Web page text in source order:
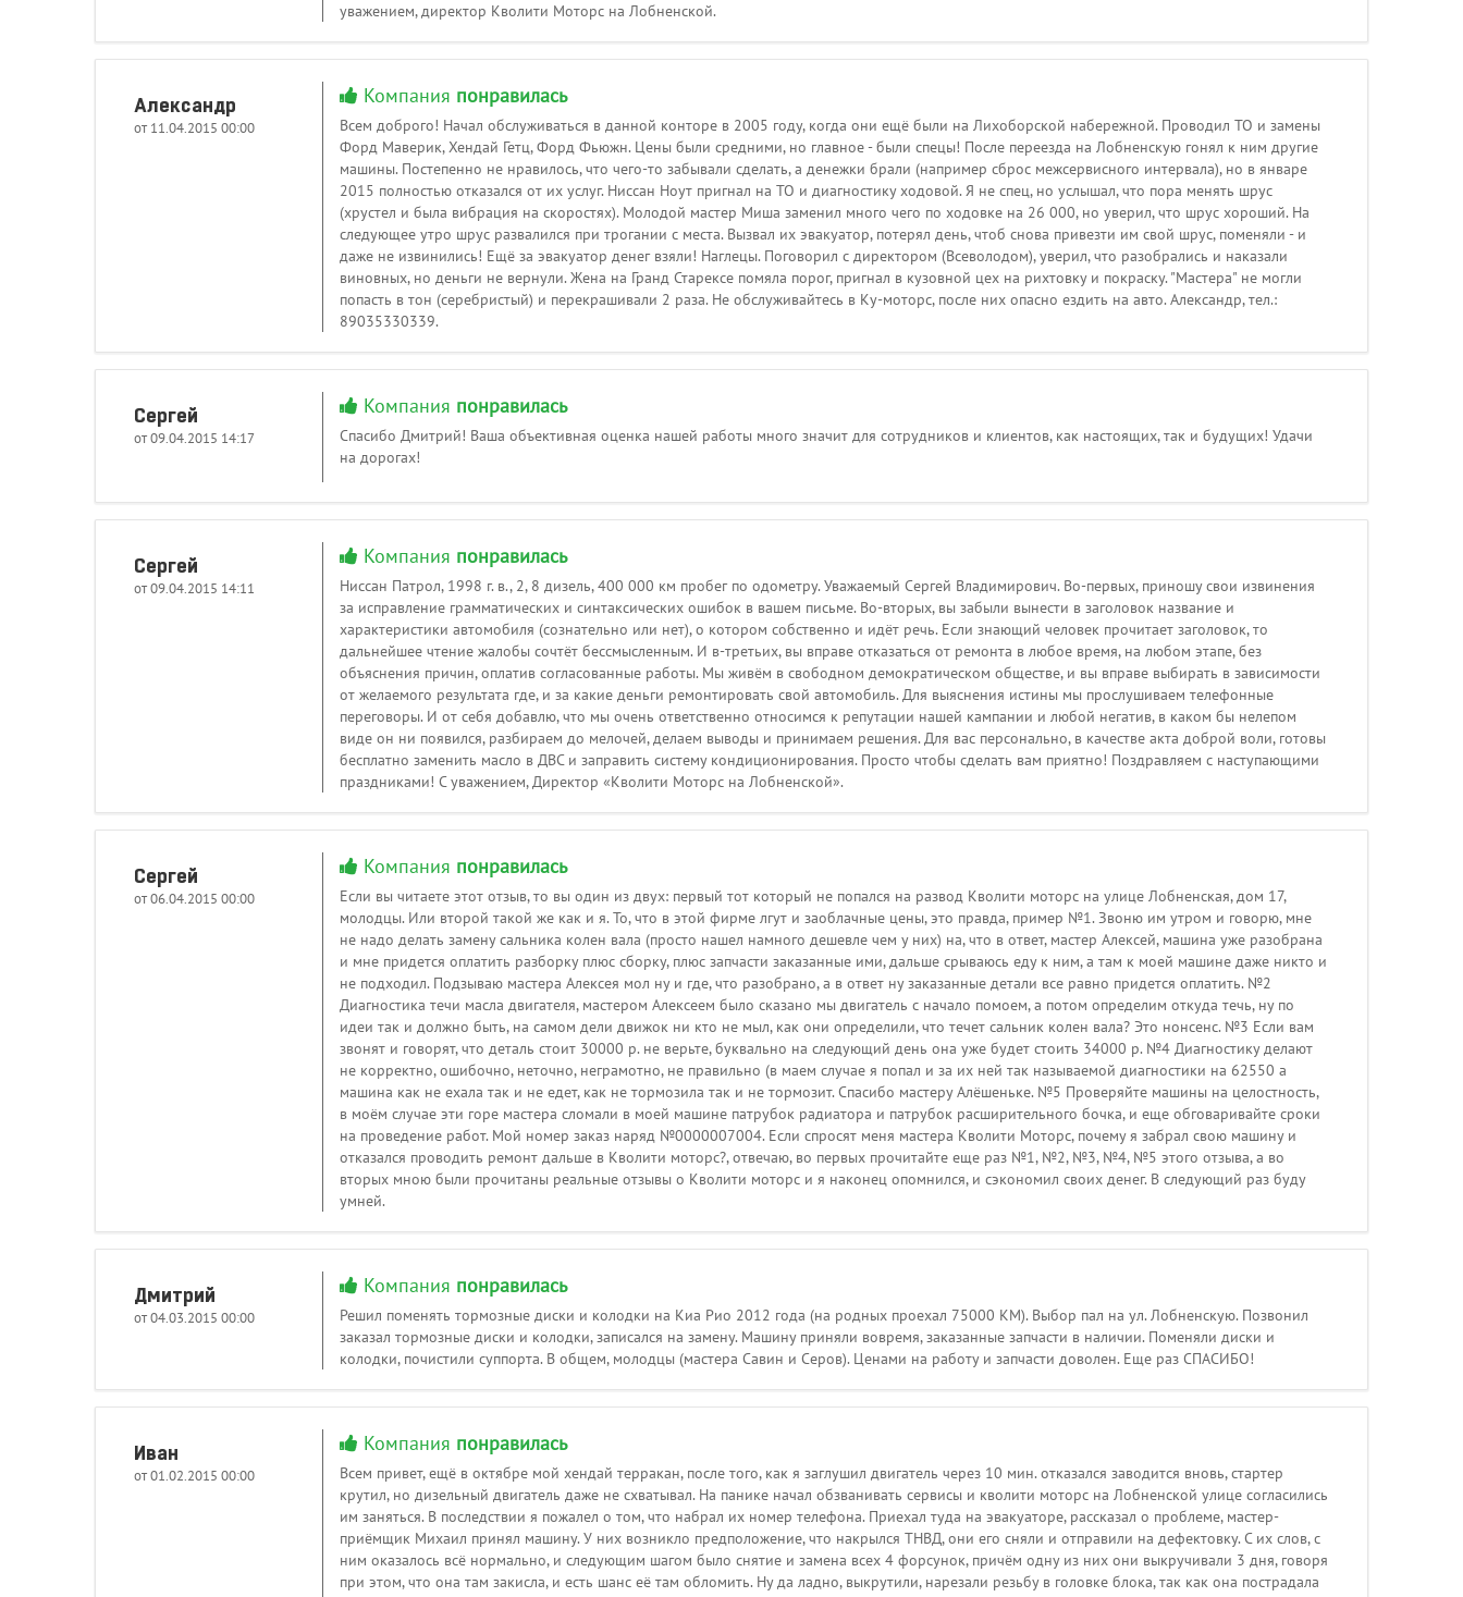
уважением, директор Кволити Моторс на Лобненской.
Александр
от 11.04.2015 00:00
Компания понравилась
Всем доброго! Начал обслуживаться в данной конторе в 2005 году, когда они ещё были на Лихоборской набережной. Проводил ТО и замены
Форд Маверик, Хендай Гетц, Форд Фьюжн. Цены были средними, но главное - были спецы! После переезда на Лобненскую гонял к ним другие
машины. Постепенно не нравилось, что чего-то забывали сделать, а денежки брали (например сброс межсервисного интервала), но в январе
2015 полностью отказался от их услуг. Ниссан Ноут пригнал на ТО и диагностику ходовой. Я не спец, но услышал, что пора менять шрус
(хрустел и была вибрация на скоростях). Молодой мастер Миша заменил много чего по ходовке на 26 000, но уверил, что шрус хороший. На
следующее утро шрус развалился при трогании с места. Вызвал их эвакуатор, потерял день, чтоб снова привезти им свой шрус, поменяли - и
даже не извинились! Ещё за эвакуатор денег взяли! Наглецы. Поговорил с директором (Всеволодом), уверил, что разобрались и наказали
виновных, но деньги не вернули. Жена на Гранд Старексе помяла порог, пригнал в кузовной цех на рихтовку и покраску. "Мастера" не могли
попасть в тон (серебристый) и перекрашивали 2 раза. Не обслуживайтесь в Ку-моторс, после них опасно ездить на авто. Александр, тел.:
89035330339.
Сергей
от 09.04.2015 14:17
Компания понравилась
Спасибо Дмитрий! Ваша объективная оценка нашей работы много значит для сотрудников и клиентов, как настоящих, так и будущих! Удачи
на дорогах!
Сергей
от 09.04.2015 14:11
Компания понравилась
Ниссан Патрол, 1998 г. в., 2, 8 дизель, 400 000 км пробег по одометру. Уважаемый Сергей Владимирович. Во-первых, приношу свои извинения
за исправление грамматических и синтаксических ошибок в вашем письме. Во-вторых, вы забыли вынести в заголовок название и
характеристики автомобиля (сознательно или нет), о котором собственно и идёт речь. Если знающий человек прочитает заголовок, то
дальнейшее чтение жалобы сочтёт бессмысленным. И в-третьих, вы вправе отказаться от ремонта в любое время, на любом этапе, без
объяснения причин, оплатив согласованные работы. Мы живём в свободном демократическом обществе, и вы вправе выбирать в зависимости
от желаемого результата где, и за какие деньги ремонтировать свой автомобиль. Для выяснения истины мы прослушиваем телефонные
переговоры. И от себя добавлю, что мы очень ответственно относимся к репутации нашей кампании и любой негатив, в каком бы нелепом
виде он ни появился, разбираем до мелочей, делаем выводы и принимаем решения. Для вас персонально, в качестве акта доброй воли, готовы
бесплатно заменить масло в ДВС и заправить систему кондиционирования. Просто чтобы сделать вам приятно! Поздравляем с наступающими
праздниками! С уважением, Директор «Кволити Моторс на Лобненской».
Сергей
от 06.04.2015 00:00
Компания понравилась
Если вы читаете этот отзыв, то вы один из двух: первый тот который не попался на развод Кволити моторс на улице Лобненская, дом 17,
молодцы. Или второй такой же как и я. То, что в этой фирме лгут и заоблачные цены, это правда, пример №1. Звоню им утром и говорю, мне
не надо делать замену сальника колен вала (просто нашел намного дешевле чем у них) на, что в ответ, мастер Алексей, машина уже разобрана
и мне придется оплатить разборку плюс сборку, плюс запчасти заказанные ими, дальше срываюсь еду к ним, а там к моей машине даже никто и
не подходил. Подзываю мастера Алексея мол ну и где, что разобрано, а в ответ ну заказанные детали все равно придется оплатить. №2
Диагностика течи масла двигателя, мастером Алексеем было сказано мы двигатель с начало помоем, а потом определим откуда течь, ну по
идеи так и должно быть, на самом дели движок ни кто не мыл, как они определили, что течет сальник колен вала? Это нонсенс. №3 Если вам
звонят и говорят, что деталь стоит 30000 р. не верьте, буквально на следующий день она уже будет стоить 34000 р. №4 Диагностику делают
не корректно, ошибочно, неточно, неграмотно, не правильно (в маем случае я попал и за их ней так называемой диагностики на 62550 а
машина как не ехала так и не едет, как не тормозила так и не тормозит. Спасибо мастеру Алёшеньке. №5 Проверяйте машины на целостность,
в моём случае эти горе мастера сломали в моей машине патрубок радиатора и патрубок расширительного бочка, и еще обговаривайте сроки
на проведение работ. Мой номер заказ наряд №0000007004. Если спросят меня мастера Кволити Моторс, почему я забрал свою машину и
отказался проводить ремонт дальше в Кволити моторс?, отвечаю, во первых прочитайте еще раз №1, №2, №3, №4, №5 этого отзыва, а во
вторых мною были прочитаны реальные отзывы о Кволити моторс и я наконец опомнился, и сэкономил своих денег. В следующий раз буду
умней.
Дмитрий
от 04.03.2015 00:00
Компания понравилась
Решил поменять тормозные диски и колодки на Киа Рио 2012 года (на родных проехал 75000 КМ). Выбор пал на ул. Лобненскую. Позвонил
заказал тормозные диски и колодки, записался на замену. Машину приняли вовремя, заказанные запчасти в наличии. Поменяли диски и
колодки, почистили суппорта. В общем, молодцы (мастера Савин и Серов). Ценами на работу и запчасти доволен. Еще раз СПАСИБО!
Иван
от 01.02.2015 00:00
Компания понравилась
Всем привет, ещё в октябре мой хендай терракан, после того, как я заглушил двигатель через 10 мин. отказался заводится вновь, стартер
крутил, но дизельный двигатель даже не схватывал. На панике начал обзванивать сервисы и кволити моторс на Лобненской улице согласились
им заняться. В последствии я пожалел о том, что набрал их номер телефона. Приехал туда на эвакуаторе, рассказал о проблеме, мастер-
приёмщик Михаил принял машину. У них возникло предположение, что накрылся ТНВД, они его сняли и отправили на дефектовку. С их слов, с
ним оказалось всё нормально, и следующим шагом было снятие и замена всех 4 форсунок, причём одну из них они выкручивали 3 дня, говоря
при этом, что она там закисла, и есть шанс её там обломить. Ну да ладно, выкрутили, нарезали резьбу в головке блока, так как она пострадала